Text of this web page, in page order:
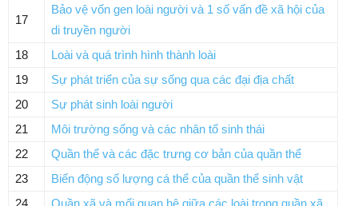
17
Bảo vệ vốn gen loài người và 1 số vấn đề xã hội của
di truyền người
18
Loài và quá trình hình thành loài
19
Sự phát triển của sự sống qua các đại địa chất
20
Sự phát sinh loài người
21
Môi trường sống và các nhân tố sinh thái
22
Quần thể và các đặc trưng cơ bản của quần thể
23
Biến động số lượng cá thể của quần thể sinh vật
24
Quần xã và mối quan hệ giữa các loài trong quần xã